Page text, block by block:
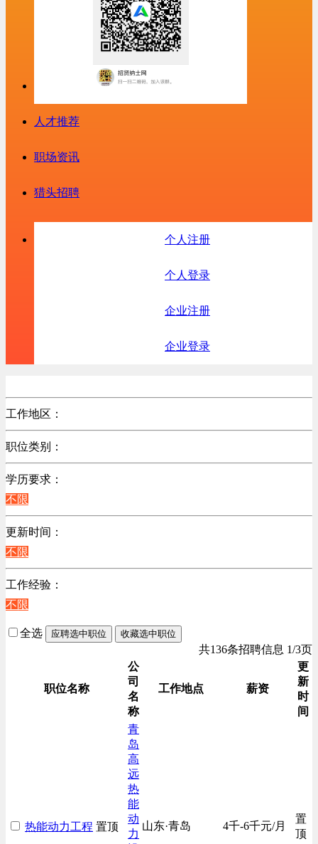
人才推荐
职场资讯
猎头招聘
个人注册
个人登录
企业注册
企业登录
工作地区：
不限
职位类别：
不限
学历要求：
不限
更新时间：
不限
工作经验：
不限
全选 应聘选中职位 收藏选中职位
共136条招聘信息 1/3页
职位名称
公
司
名
称
工作地点 薪资
更
新
时
间
热能动力工程 置顶
青
岛
高
远
热
能
动
力
山东·青岛 4千-6千元/月
置
顶